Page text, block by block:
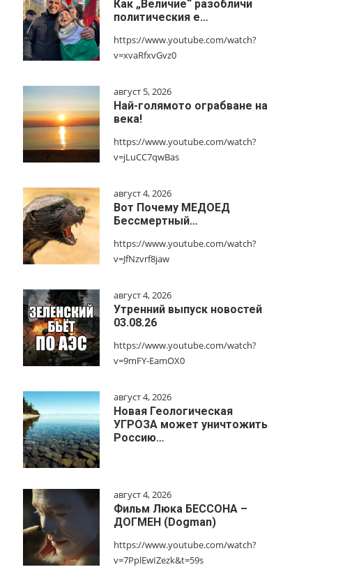
Как „Величие“ разобличи
политическия е…
https://www.youtube.com/watch?
v=xvaRfxvGvz0
август 5, 2026
Най-голямото ограбване на
века!
https://www.youtube.com/watch?
v=jLuCC7qwBas
август 4, 2026
Вот Почему МЕДОЕД
Бессмертный…
https://www.youtube.com/watch?
v=JfNzvrf8jaw
август 4, 2026
Утренний выпуск новостей
03.08.26
https://www.youtube.com/watch?
v=9mFY-EamOX0
август 4, 2026
Новая Геологическая
УГРОЗА может уничтожить
Россию…
август 4, 2026
Фильм Люка БЕССОНА –
ДОГМЕН (Dogman)
https://www.youtube.com/watch?
v=7PplEwIZezk&t=59s